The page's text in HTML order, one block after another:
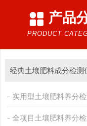
产品
PRODUCT
经典土壤肥料成分检测
实用型土壤肥料养分
全项目土壤肥料养分